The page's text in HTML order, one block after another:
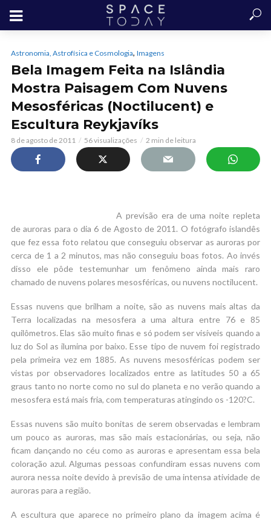
Astronomia, Astrofísica e Cosmologia, Imagens
Bela Imagem Feita na Islândia
Mostra Paisagem Com Nuvens
Mesosféricas (Noctilucent) e
Escultura Reykjavíks
8 de agosto de 2011 56 visualizações 2 min de leitura
A previsão era de uma noite repleta
de auroras para o dia 6 de Agosto de 2011. O fotógrafo islandês
que fez essa foto relatou que conseguiu observar as auroras por
cerca de 1 a 2 minutos, mas não conseguiu boas fotos. Ao invés
disso ele pôde testemunhar um fenômeno ainda mais raro
chamado de nuvens polares mesosféricas, ou nuvens noctilucent.
Essas nuvens que brilham a noite, são as nuvens mais altas da
Terra localizadas na mesosfera a uma altura entre 76 e 85
quilômetros. Elas são muito finas e só podem ser visíveis quando a
luz do Sol as ilumina por baixo. Esse tipo de nuvem foi registrado
pela primeira vez em 1885. As nuvens mesosféricas podem ser
vistas por observadores localizados entre as latitudes 50 a 65
graus tanto no norte como no sul do planeta e no verão quando a
mesosfera está mais fria, com temperaturas atingindo os -120?C.
Essas nuvens são muito bonitas de serem observadas e lembram
um pouco as auroras, mas são mais estacionárias, ou seja, não
ficam dançando no céu como as auroras e apresentam essa bela
coloração azul. Algumas pessoas confundiram essas nuvens com
aurora nessa noite devido à previsão de uma intensa atividade de
auroras para a região.
A escultura que aparece no primeiro plano da imagem acima é